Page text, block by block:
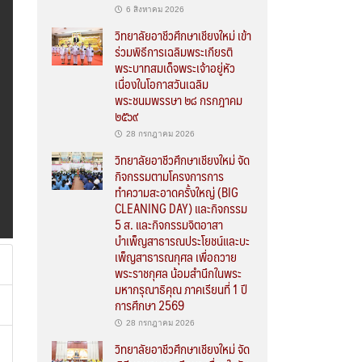
6 สิงหาคม 2026
วิทยาลัยอาชีวศึกษาเชียงใหม่ เข้า
ร่วมพิธีการเฉลิมพระเกียรติ
พระบาทสมเด็จพระเจ้าอยู่หัว
เนื่องในโอกาสวันเฉลิม
พระชนมพรรษา ๒๘ กรกฎาคม
๒๕๖๙
28 กรกฎาคม 2026
วิทยาลัยอาชีวศึกษาเชียงใหม่ จัด
กิจกรรมตามโครงการการ
ทำความสะอาดครั้งใหญ่ (BIG
CLEANING DAY) และกิจกรรม
5 ส. และกิจกรรมจิตอาสา
บำเพ็ญสาธารณประโยชน์และบะ
เพ็ญสาธารณกุศล เพื่อถวาย
พระราชกุศล น้อมสำนึกในพระ
มหากรุณาธิคุณ ภาคเรียนที่ 1 ปี
การศึกษา 2569
28 กรกฎาคม 2026
วิทยาลัยอาชีวศึกษาเชียงใหม่ จัด